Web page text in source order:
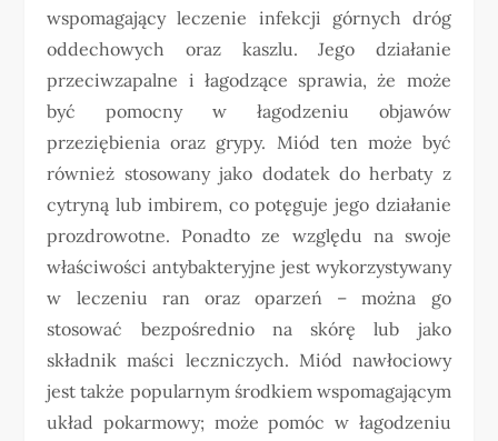
wspomagający leczenie infekcji górnych dróg
oddechowych oraz kaszlu. Jego działanie
przeciwzapalne i łagodzące sprawia, że może
być pomocny w łagodzeniu objawów
przeziębienia oraz grypy. Miód ten może być
również stosowany jako dodatek do herbaty z
cytryną lub imbirem, co potęguje jego działanie
prozdrowotne. Ponadto ze względu na swoje
właściwości antybakteryjne jest wykorzystywany
w leczeniu ran oraz oparzeń – można go
stosować bezpośrednio na skórę lub jako
składnik maści leczniczych. Miód nawłociowy
jest także popularnym środkiem wspomagającym
układ pokarmowy; może pomóc w łagodzeniu